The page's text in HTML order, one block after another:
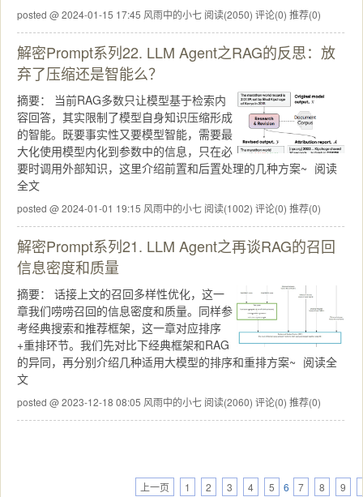
posted @ 2024-01-15 17:45 风雨中的小七 阅读(2050) 评论(0) 推荐(0)
解密Prompt系列22. LLM Agent之RAG的反思：放
弃了压缩还是智能么？
摘要： 当前RAG多数只让模型基于检索内
容回答，其实限制了模型自身知识压缩形成
的智能。既要事实性又要模型智能，需要最
大化使用模型内化到参数中的信息，只在必
要时调用外部知识，这里介绍前置和后置处理的几种方案~ 阅读
全文
posted @ 2024-01-01 19:15 风雨中的小七 阅读(1002) 评论(0) 推荐(0)
解密Prompt系列21. LLM Agent之再谈RAG的召回
信息密度和质量
摘要： 话接上文的召回多样性优化，这一
章我们唠唠召回的信息密度和质量。同样参
考经典搜索和推荐框架，这一章对应排序
+重排环节。我们先对比下经典框架和RAG
的异同，再分别介绍几种适用大模型的排序和重排方案~ 阅读全
文
posted @ 2023-12-18 08:05 风雨中的小七 阅读(2060) 评论(0) 推荐(0)
上一页 1 2 3 4 5 6 7 8 9